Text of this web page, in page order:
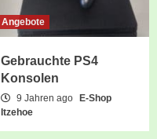
Angebote
Gebrauchte PS4
Konsolen
9 Jahren ago
E-Shop
Itzehoe